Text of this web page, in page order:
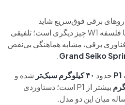
برقی فوق‌سریع شاید
خارق‌العاده به نظر نرسند، اما فلسفه W1 چیز دیگری است؛ تلفیقی
برقی، مشابه هماهنگی بی‌نقص
Grand Seiko
.
P1 حدود ۴۰ کیلوگرم سبک‌تر
شده و
بیشتر از P1 است؛ دستاوردی